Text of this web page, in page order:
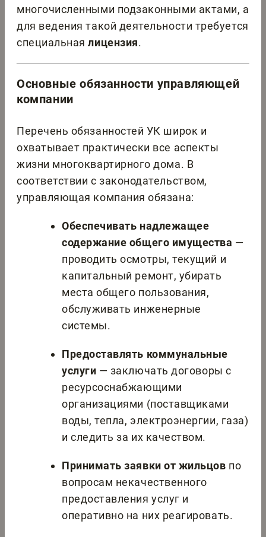
многочисленными подзаконными актами, а
для ведения такой деятельности требуется
специальнаялицензия.
Основные обязанности управляющей
компании
Перечень обязанностей УК широк и
охватывает практически все аспекты
жизни многоквартирного дома. В
соответствии с законодательством,
управляющая компания обязана:
Обеспечивать надлежащее
содержание общего имущества —
проводить осмотры, текущий и
капитальный ремонт, убирать
места общего пользования,
обслуживать инженерные
системы.
Предоставлять коммунальные
услуги — заключать договоры с
ресурсоснабжающими
организациями (поставщиками
воды, тепла, электроэнергии, газа)
и следить за их качеством.
Принимать заявки от жильцов по
вопросам некачественного
предоставления услуг и
оперативно на них реагировать.